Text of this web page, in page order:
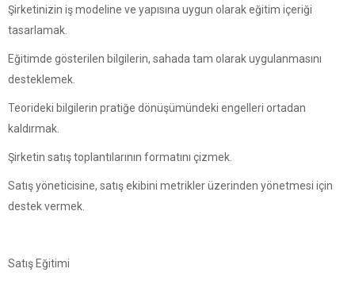
​Şirketinizin iş modeline ve yapısına uygun olarak eğitim içeriği
tasarlamak.
Eğitimde gösterilen bilgilerin, sahada tam olarak uygulanmasını
desteklemek.
Teorideki bilgilerin pratiğe dönüşümündeki engelleri ortadan
kaldırmak.
Şirketin satış toplantılarının formatını çizmek.
Satış yöneticisine, satış ekibini metrikler üzerinden yönetmesi için
destek vermek.
Satış Eğitimi